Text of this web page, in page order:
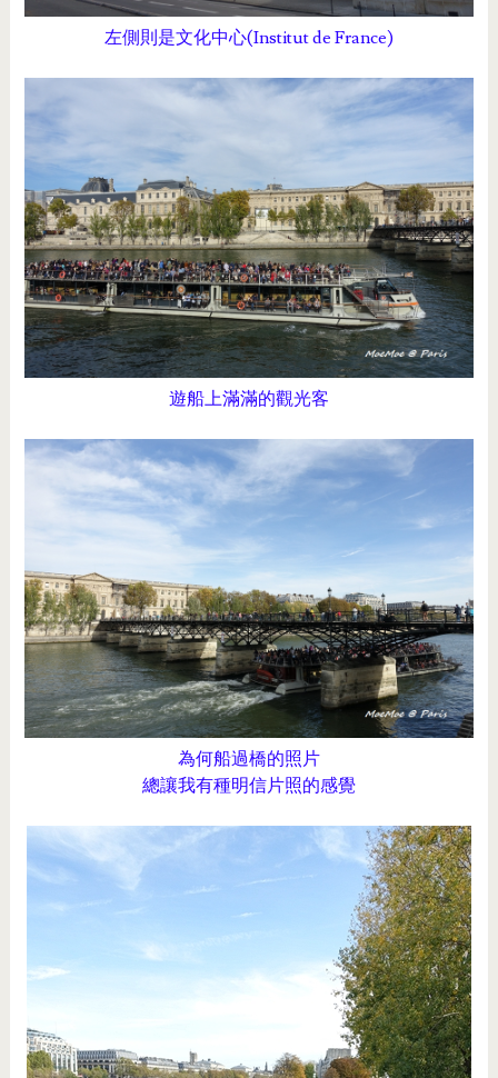
左側則是文化中心(Institut de France)
遊船上滿滿的觀光客
為何船過橋的照片
總讓我有種明信片照的感覺